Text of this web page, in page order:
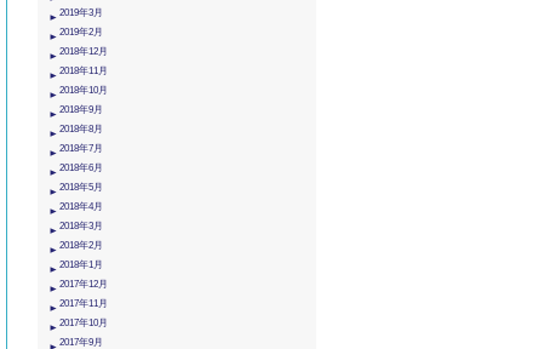
2019年3月
2019年2月
2018年12月
2018年11月
2018年10月
2018年9月
2018年8月
2018年7月
2018年6月
2018年5月
2018年4月
2018年3月
2018年2月
2018年1月
2017年12月
2017年11月
2017年10月
2017年9月